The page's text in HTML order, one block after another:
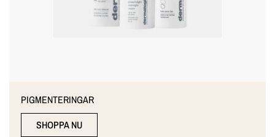
PIGMENTERINGAR
SHOPPA NU